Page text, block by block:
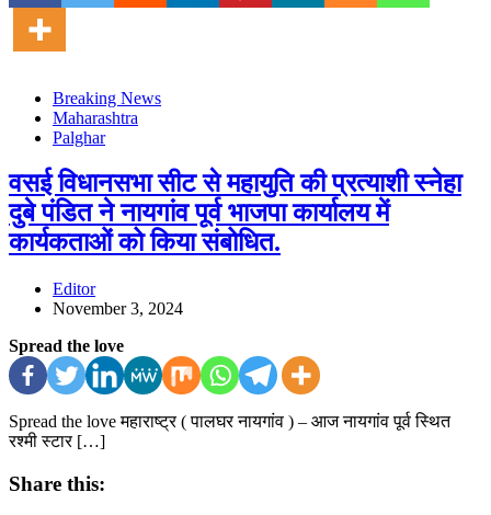
Breaking News
Maharashtra
Palghar
वसई विधानसभा सीट से महायुति की प्रत्याशी स्नेहा
दुबे पंडित ने नायगांव पूर्व भाजपा कार्यालय में
कार्यकताओं को किया संबोधित.
Editor
November 3, 2024
Spread the love
Spread the love महाराष्ट्र ( पालघर नायगांव ) – आज नायगांव पूर्व स्थित
रश्मी स्टार […]
Share this: